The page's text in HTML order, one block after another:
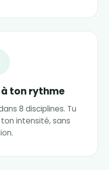
ton rythme
8 disciplines. Tu
intensité, sans